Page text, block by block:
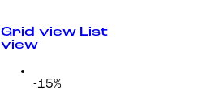
Grid view List
view
-15%